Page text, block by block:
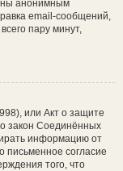
анонимным
email-сообщений,
пару минут,
или Акт о защите
закон Соединённых
информацию от
письменное согласие
того, что